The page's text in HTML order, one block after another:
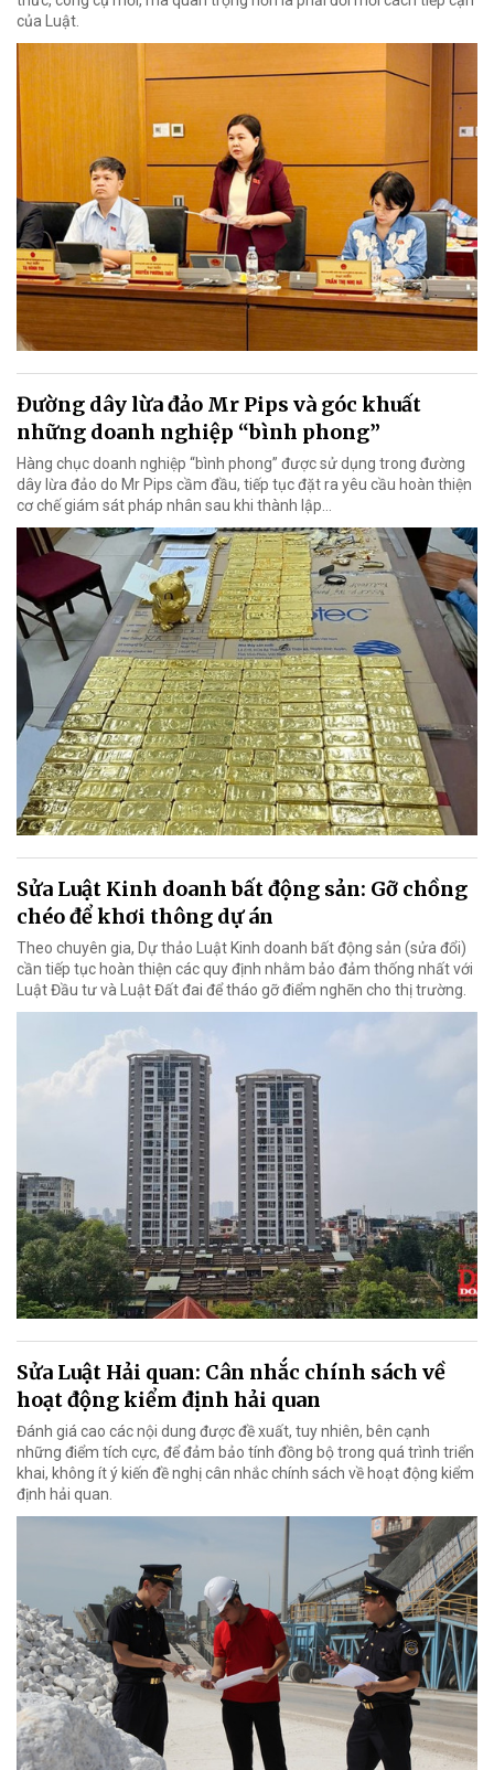
của Luật.
Đường dây lừa đảo Mr Pips và góc khuất
những doanh nghiệp “bình phong”
Hàng chục doanh nghiệp “bình phong” được sử dụng trong đường
dây lừa đảo do Mr Pips cầm đầu, tiếp tục đặt ra yêu cầu hoàn thiện
cơ chế giám sát pháp nhân sau khi thành lập…
Sửa Luật Kinh doanh bất động sản: Gỡ chồng
chéo để khơi thông dự án
Theo chuyên gia, Dự thảo Luật Kinh doanh bất động sản (sửa đổi)
cần tiếp tục hoàn thiện các quy định nhằm bảo đảm thống nhất với
Luật Đầu tư và Luật Đất đai để tháo gỡ điểm nghẽn cho thị trường.
Sửa Luật Hải quan: Cân nhắc chính sách về
hoạt động kiểm định hải quan
Đánh giá cao các nội dung được đề xuất, tuy nhiên, bên cạnh
những điểm tích cực, để đảm bảo tính đồng bộ trong quá trình triển
khai, không ít ý kiến đề nghị cân nhắc chính sách về hoạt động kiểm
định hải quan.